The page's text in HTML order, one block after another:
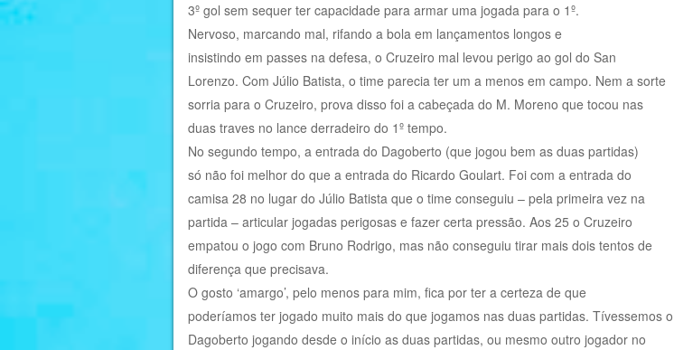
3º gol sem sequer ter capacidade para armar uma jogada para o 1º.
Nervoso, marcando mal, rifando a bola em lançamentos longos e
insistindo em passes na defesa, o Cruzeiro mal levou perigo ao gol do San
Lorenzo. Com Júlio Batista, o time parecia ter um a menos em campo. Nem a sorte
sorria para o Cruzeiro, prova disso foi a cabeçada do M. Moreno que tocou nas
duas traves no lance derradeiro do 1º tempo.
No segundo tempo, a entrada do Dagoberto (que jogou bem as duas partidas)
só não foi melhor do que a entrada do Ricardo Goulart. Foi com a entrada do
camisa 28 no lugar do Júlio Batista que o time conseguiu – pela primeira vez na
partida – articular jogadas perigosas e fazer certa pressão. Aos 25 o Cruzeiro
empatou o jogo com Bruno Rodrigo, mas não conseguiu tirar mais dois tentos de
diferença que precisava.
O gosto ‘amargo’, pelo menos para mim, fica por ter a certeza de que
poderíamos ter jogado muito mais do que jogamos nas duas partidas. Tívessemos o
Dagoberto jogando desde o início as duas partidas, ou mesmo outro jogador no